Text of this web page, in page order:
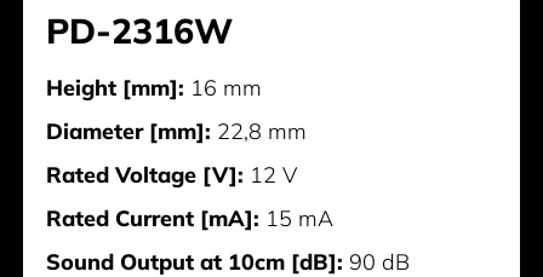
PD-2316W
Height [mm]: 16 mm
Diameter [mm]: 22,8 mm
Rated Voltage [V]: 12 V
Rated Current [mA]: 15 mA
Sound Output at 10cm [dB]: 90 dB